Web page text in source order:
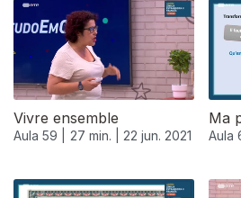
Vivre ensemble
Aula 59 | 27 min. | 22 jun. 2021
Ma
Aula